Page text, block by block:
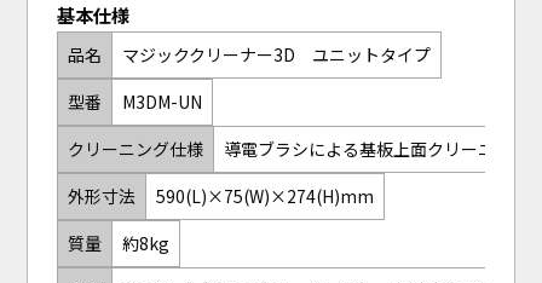
基本仕様
品名
マジッククリーナー3D ユニットタイプ
型番
M3DM-UN
クリーニング仕様
導電ブラシによる基板上面クリーニング
外形寸法
590(L)×75(W)×274(H)mm
質量
約8kg